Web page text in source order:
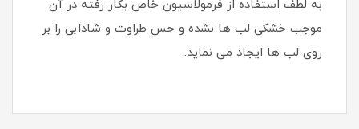
به لطف استفاده از فرمولاسیون خاص بکار رفته در آن
موجب خشکی لب ها نشده و حس طراوت و شادابی را بر
روی لب ها ایجاد می نماید.